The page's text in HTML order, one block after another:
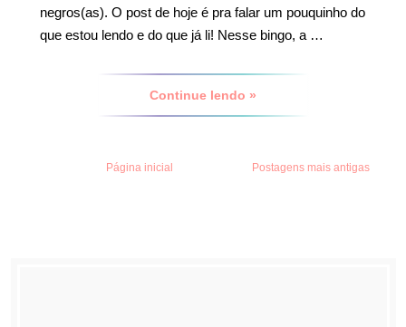
negros(as). O post de hoje é pra falar um pouquinho do
que estou lendo e do que já li! Nesse bingo, a …
Continue lendo »
Postagens mais antigas
Página inicial